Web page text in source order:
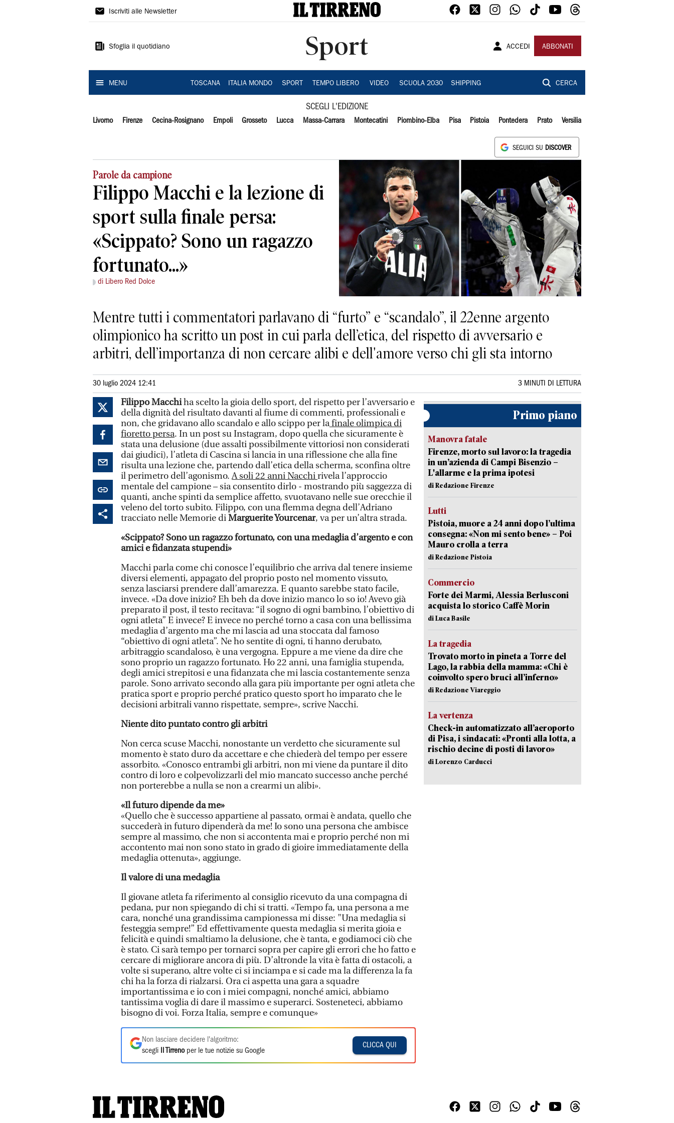
Il
Iscriviti alle Newsletter
Sfoglia il quotidiano Sport ACCEDI ABBONATI
MENU TOSCANA ITALIA MONDO SPORT TEMPO LIBERO VIDEO SCUOLA 2030 SHIPPING CERCA
SCEGLI L'EDIZIONE
Livorno Firenze Cecina-Rosignano Empoli Grosseto Lucca Massa-Carrara Montecatini Piombino-Elba Pisa Pistoia Pontedera Prato Versilia
SEGUICI SU DISCOVER
Parole da campione
Filippo Macchi e la lezione di
sport sulla finale persa:
«Scippato? Sono un ragazzo
fortunato...»
di Libero Red Dolce
Mentre tutti i commentatori parlavano di “furto” e “scandalo”, il 22enne argento
olimpionico ha scritto un post in cui parla dell’etica, del rispetto di avversario e
arbitri, dell’importanza di non cercare alibi e dell'amore verso chi gli sta intorno
30 luglio 2024 12:41 3 MINUTI DI LETTURA
Filippo Macchiha scelto la gioia dello sport, del rispetto per l’avversario e
della dignità del risultato davanti al fiume di commenti, professionali e
non, che gridavano allo scandalo e allo scippo per lafinale olimpica di
fioretto persa. In un post su Instagram, dopo quella che sicuramente è
stata una delusione (due assalti possibilmente vittoriosi non considerati
dai giudici), l’atleta di Cascina si lancia in una riflessione che alla fine
risulta una lezione che, partendo dall’etica della scherma, sconfina oltre
il perimetro dell’agonismo.A soli 22 anni Nacchirivela l’approccio
mentale del campione – sia consentito dirlo - mostrando più saggezza di
quanti, anche spinti da semplice affetto, svuotavano nelle sue orecchie il
veleno del torto subito. Filippo, con una flemma degna dell’Adriano
tracciato nelle Memorie diMarguerite Yourcenar, va per un’altra strada.
«Scippato? Sono un ragazzo fortunato, con una medaglia d’argento e con
amici e fidanzata stupendi»
Macchi parla come chi conosce l’equilibrio che arriva dal tenere insieme
diversi elementi, appagato del proprio posto nel momento vissuto,
senza lasciarsi prendere dall’amarezza. E quanto sarebbe stato facile,
invece. «Da dove inizio? Eh beh da dove inizio manco lo so io! Avevo già
preparato il post, il testo recitava: “il sogno di ogni bambino, l’obiettivo di
ogni atleta” E invece? E invece no perché torno a casa con una bellissima
medaglia d’argento ma che mi lascia ad una stoccata dal famoso
“obiettivo di ogni atleta”. Ne ho sentite di ogni, ti hanno derubato,
arbitraggio scandaloso, è una vergogna. Eppure a me viene da dire che
sono proprio un ragazzo fortunato. Ho 22 anni, una famiglia stupenda,
degli amici strepitosi e una fidanzata che mi lascia costantemente senza
parole. Sono arrivato secondo alla gara più importante per ogni atleta che
pratica sport e proprio perché pratico questo sport ho imparato che le
decisioni arbitrali vanno rispettate, sempre», scrive Nacchi.
Niente dito puntato contro gli arbitri
Non cerca scuse Macchi, nonostante un verdetto che sicuramente sul
momento è stato duro da accettare e che chiederà del tempo per essere
assorbito. «Conosco entrambi gli arbitri, non mi viene da puntare il dito
contro di loro e colpevolizzarli del mio mancato successo anche perché
non porterebbe a nulla se non a crearmi un alibi».
«Il futuro dipende da me»
«Quello che è successo appartiene al passato, ormai è andata, quello che
succederà in futuro dipenderà da me! Io sono una persona che ambisce
sempre al massimo, che non si accontenta mai e proprio perché non mi
accontento mai non sono stato in grado di gioire immediatamente della
medaglia ottenuta», aggiunge.
Il valore di una medaglia
Il giovane atleta fa riferimento al consiglio ricevuto da una compagna di
pedana, pur non spiegando di chi si tratti. «Tempo fa, una persona a me
cara, nonché una grandissima campionessa mi disse: "Una medaglia si
festeggia sempre!” Ed effettivamente questa medaglia si merita gioia e
felicità e quindi smaltiamo la delusione, che è tanta, e godiamoci ciò che
è stato. Ci sarà tempo per tornarci sopra per capire gli errori che ho fatto e
cercare di migliorare ancora di più. D’altronde la vita è fatta di ostacoli, a
volte si superano, altre volte ci si inciampa e si cade ma la differenza la fa
chi ha la forza di rialzarsi. Ora ci aspetta una gara a squadre
importantissima e io con i miei compagni, nonché amici, abbiamo
tantissima voglia di dare il massimo e superarci. Sosteneteci, abbiamo
bisogno di voi. Forza Italia, sempre e comunque»
Non lasciare decidere l'algoritmo:
scegli
Il Tirrenoper le tue notizie su Google
CLICCA QUI
Primo piano
Manovra fatale
Firenze, morto sul lavoro: la tragedia
in un’azienda di Campi Bisenzio –
L'allarme e la prima ipotesi
di Redazione Firenze
Lutti
Pistoia, muore a 24 anni dopo l’ultima
consegna: «Non mi sento bene» – Poi
Mauro crolla a terra
di Redazione Pistoia
Commercio
Forte dei Marmi, Alessia Berlusconi
acquista lo storico Caffè Morin
di Luca Basile
La tragedia
Trovato morto in pineta a Torre del
Lago, la rabbia della mamma: «Chi è
coinvolto spero bruci all’inferno»
di Redazione Viareggio
La vertenza
Check-in automatizzato all’aeroporto
di Pisa, i sindacati: «Pronti alla lotta, a
rischio decine di posti di lavoro»
di Lorenzo Carducci